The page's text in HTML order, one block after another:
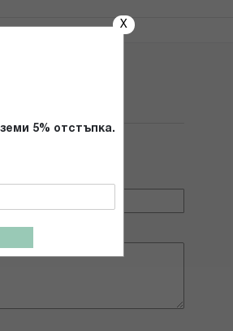
X
5% отстъпка.